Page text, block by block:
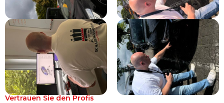
Vertrauen Sie den Profis